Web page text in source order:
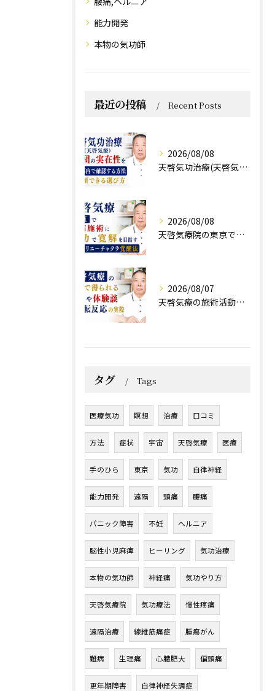
能力開発
本物の気功師
最近の投稿 Recent Posts
2026/08/08
天啓気功治療(天啓気療)と財団の実在性を東京都内で確認する方法と信頼できる選び方
2026/08/08
天啓気療院の東京で難病施術に気功で寛解を目指すクンダリニーチャクラ覚醒法
2026/08/07
天啓気療の施術活動で得られる効果や体験談と好転反応の実際
タグ Tags
医療気功 瞑想 治療 口コミ
方法 症状 宇宙 天啓気療 医療
手のひら 東京 気功 自律神経
能力開発 遠隔 頭痛 腰痛
パニック障害 不妊 ヘルニア
脳性小児麻痺 ヒーリング 気功治療
本物の気功師 神経痛 気功やり方
天啓気療院 気功療法 慢性疼痛
遠隔治療 線維筋痛症 腫瘍がん
難病 生理痛 心臓肥大 偏頭痛
更年期障害 自律神経失調症